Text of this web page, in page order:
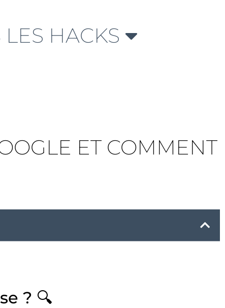
LES HACKS
ET COMMENT
? 🔍